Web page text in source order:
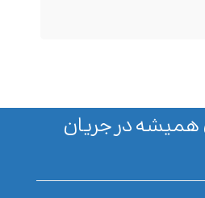
همیشه در جریان